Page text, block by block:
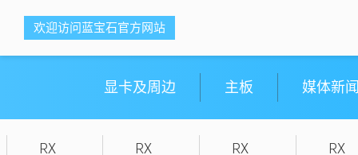
欢迎访问蓝宝石官方网站
显卡及周边 主板 媒体新闻
RX
RX
RX
RX
<ti-item style="box-sizing: border-box;">
蓝宝科技
<ti-item style="box-sizing: border-box;">